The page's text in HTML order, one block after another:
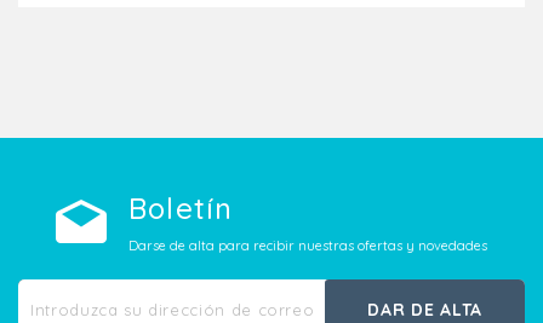
Boletín
Darse de alta para recibir nuestras ofertas y novedades
DAR DE ALTA